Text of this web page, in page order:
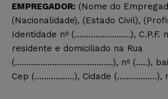
EMPREGADOR: (Nome do
(Nacionalidade), (Estado Civil),
Identidade nº (……………………), C.P.F.
residente e domiciliado na Rua
(……………………………………), nº (…..),
Cep (……………..), Cidade (……………..),